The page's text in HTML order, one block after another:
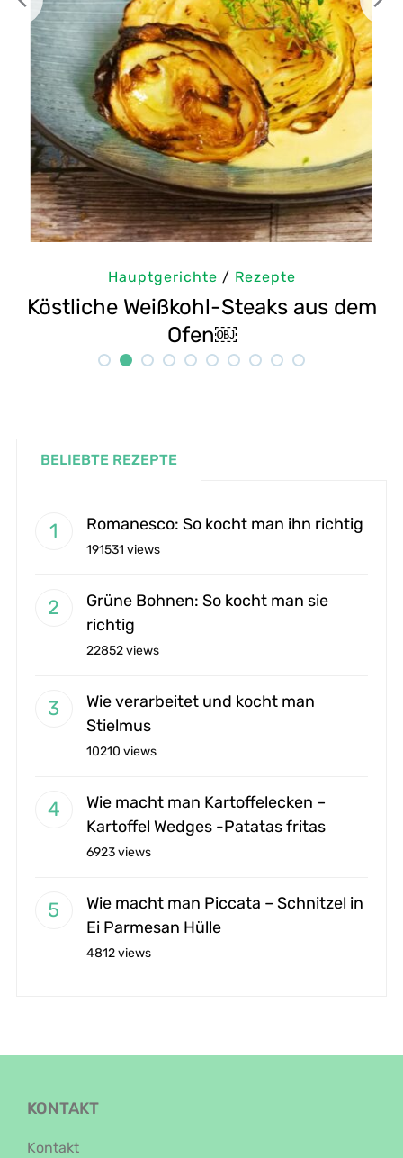
Hauptgerichte / Rezepte
Köstliche Weißkohl-Steaks aus dem
Ofen￼
BELIEBTE REZEPTE
Romanesco: So kocht man ihn richtig
191531 views
Grüne Bohnen: So kocht man sie
richtig
22852 views
Wie verarbeitet und kocht man
Stielmus
10210 views
Wie macht man Kartoffelecken –
Kartoffel Wedges -Patatas fritas
6923 views
Wie macht man Piccata – Schnitzel in
Ei Parmesan Hülle
4812 views
KONTAKT
Kontakt